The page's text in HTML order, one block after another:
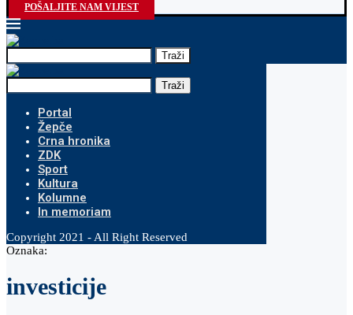
POŠALJITE NAM VIJEST
Traži
Traži
Portal
Žepče
Crna hronika
ZDK
Sport
Kultura
Kolumne
In memoriam
Copyright 2021 - All Right Reserved
Oznaka:
investicije